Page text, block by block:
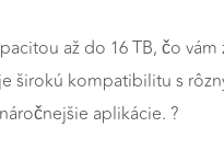
až do 16 TB, čo
širokú kompatibilitu s
aplikácie. ?